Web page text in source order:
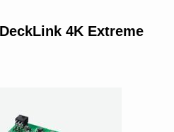
4K Extreme